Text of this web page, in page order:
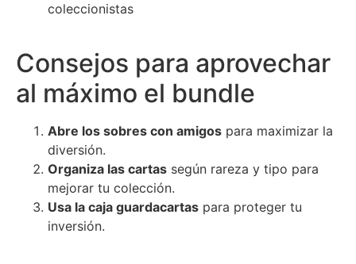
coleccionistas
Consejos para aprovechar
al máximo el bundle
Abre los sobres con amigos para maximizar la
diversión.
Organiza las cartas según rareza y tipo para
mejorar tu colección.
Usa la caja guardacartas para proteger tu
inversión.